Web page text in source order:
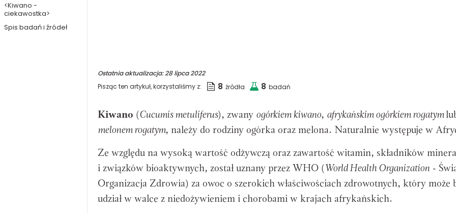
<Kiwano -
ciekawostka>
Spis badań i źródeł
Ostatnia aktualizacja:28 lipca 2022
Pisząc ten artykuł, korzystaliśmy z:
8 źródła 8 badań
Kiwano (Cucumis metuliferus), zwany ogórkiem kiwano, afrykańskim ogórkiem rogatym
melonem rogatym, należy do rodziny ogórka oraz melona. Naturalnie występuje w
Ze względu na wysoką wartość odżywczą oraz zawartość witamin, składników
i związków bioaktywnych, został uznany przez WHO ( World Health Organization -
Organizacja Zdrowia) za owoc o szerokich właściwościach zdrowotnych, który może
udział w walce z niedożywieniem i chorobami w krajach afrykańskich.